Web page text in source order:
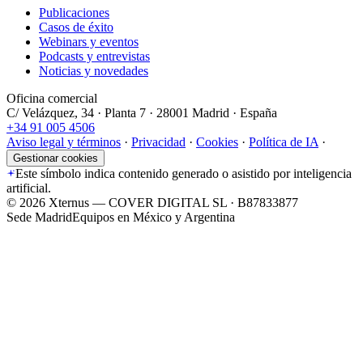
Publicaciones
Casos de éxito
Webinars y eventos
Podcasts y entrevistas
Noticias y novedades
Oficina comercial
C/ Velázquez, 34 · Planta 7 · 28001 Madrid · España
+34 91 005 4506
Aviso legal y términos · Privacidad · Cookies · Política de IA ·
Gestionar cookies
Este símbolo indica contenido generado o asistido por inteligencia
artificial.
© 2026 Xternus — COVER DIGITAL SL · B87833877
Sede MadridEquipos en México y Argentina